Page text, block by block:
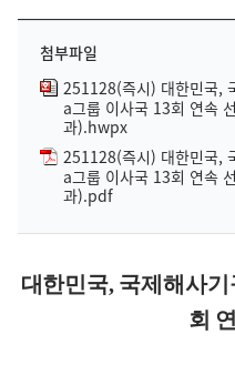
첨부파일
251128(즉시) 대한민국,
a그룹 이사국 13회 연속
과).hwpx
251128(즉시) 대한민국,
a그룹 이사국 13회 연속
과).pdf
대한민국, 국제해사
회